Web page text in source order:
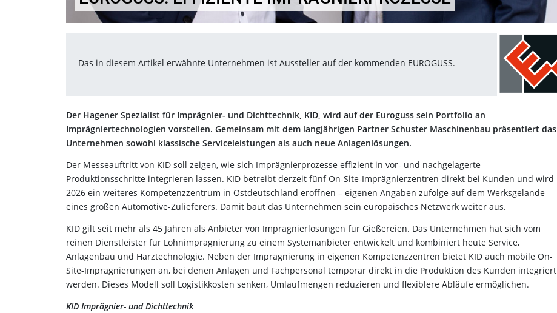
Das in diesem Artikel erwähnte Unternehmen ist Aussteller auf der kommenden EUROGUSS.
Der Hagener Spezialist für Imprägnier- und Dichttechnik, KID, wird auf der Euroguss sein Portfolio an
Imprägniertechnologien vorstellen. Gemeinsam mit dem langjährigen Partner Schuster Maschinenbau präsentiert das
Unternehmen sowohl klassische Serviceleistungen als auch neue Anlagenlösungen.
Der Messeauftritt von KID soll zeigen, wie sich Imprägnierprozesse effizient in vor- und nachgelagerte
Produktionsschritte integrieren lassen. KID betreibt derzeit fünf On-Site-Imprägnierzentren direkt bei Kunden und wird
2026 ein weiteres Kompetenzzentrum in Ostdeutschland eröffnen – eigenen Angaben zufolge auf dem Werksgelände
eines großen Automotive-Zulieferers. Damit baut das Unternehmen sein europäisches Netzwerk weiter aus.
KID gilt seit mehr als 45 Jahren als Anbieter von Imprägnierlösungen für Gießereien. Das Unternehmen hat sich vom
reinen Dienstleister für Lohnimprägnierung zu einem Systemanbieter entwickelt und kombiniert heute Service,
Anlagenbau und Harztechnologie. Neben der Imprägnierung in eigenen Kompetenzzentren bietet KID auch mobile On-
Site-Imprägnierungen an, bei denen Anlagen und Fachpersonal temporär direkt in die Produktion des Kunden integriert
werden. Dieses Modell soll Logistikkosten senken, Umlaufmengen reduzieren und flexiblere Abläufe ermöglichen.
KID Imprägnier- und Dichttechnik